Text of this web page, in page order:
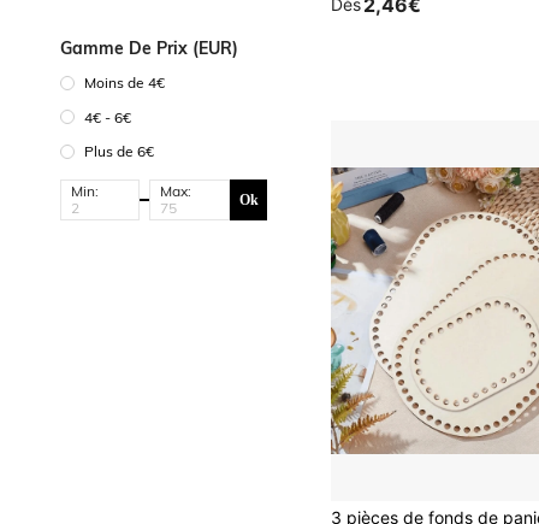
Gamme De Prix (EUR)
Moins de 4€
4€ - 6€
Plus de 6€
Min: Max: Ok
Dès2,46€